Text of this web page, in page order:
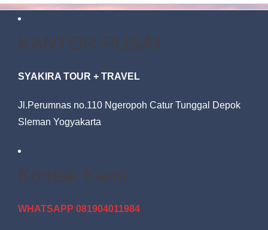
KANTOR PUSAT
SYAKIRA TOUR + TRAVEL
Jl.Perumnas no.110 Ngeropoh Catur Tunggal Depok
Sleman Yogyakarta
Kontak Kami
WHATSAPP 081904011984